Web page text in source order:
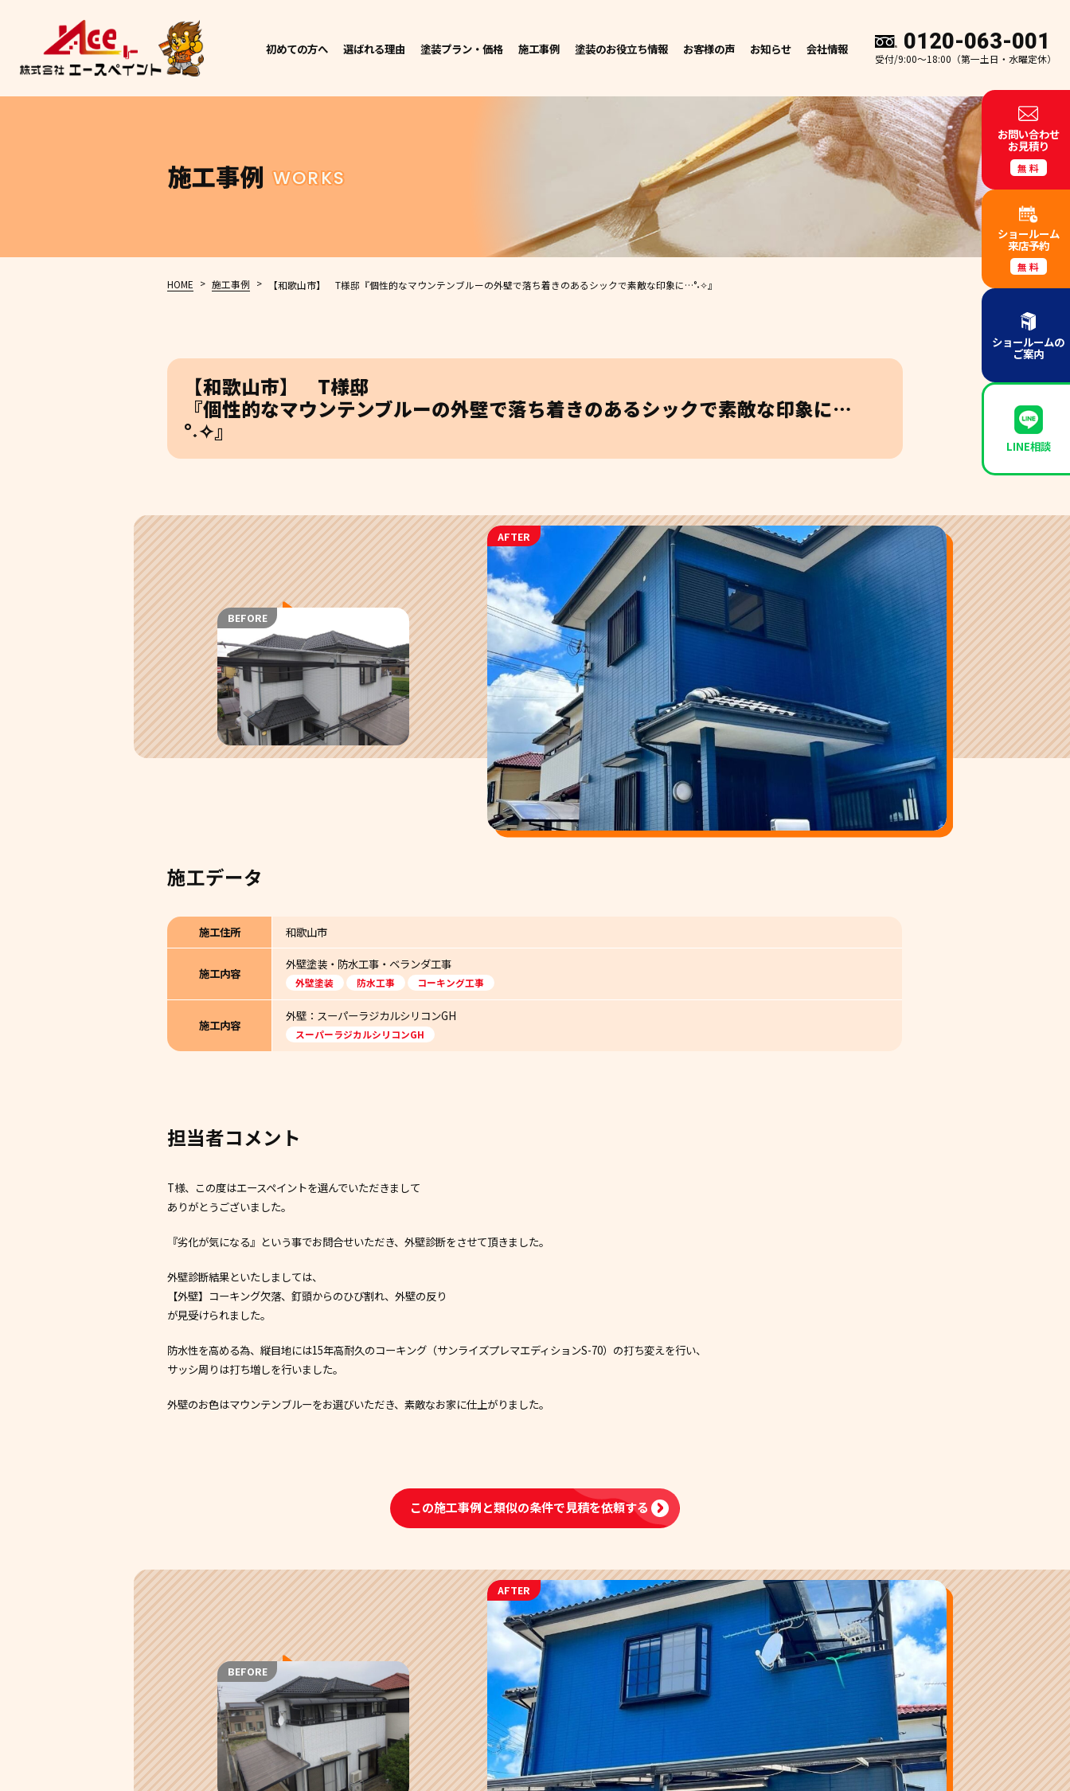
初めての方へ 選ばれる理由 塗装プラン・価格 施工事例 塗装のお役立ち情報 お客様の声 お知らせ 会社情報 0120-063-001
受付/9:00～18:00（第一土日・水曜定休）
施工事例 WORKS
HOME > 施工事例 > 【和歌山市】 T様邸 『個性的なマウンテンブルーの外壁で落ち着きのあるシックで素敵な印象に…°˖✧』
【和歌山市】 T様邸
『個性的なマウンテンブルーの外壁で落ち着きのあるシックで素敵な印象に…
°˖✧』
BEFORE
AFTER
施工データ
施工住所 和歌山市
施工内容
外壁塗装・防水工事・ベランダ工事
外壁塗装 防水工事 コーキング工事
施工内容
外壁：スーパーラジカルシリコンGH
スーパーラジカルシリコンGH
担当者コメント
T様、この度はエースペイントを選んでいただきまして
ありがとうございました。
『劣化が気になる』という事でお問合せいただき、外壁診断をさせて頂きました。
外壁診断結果といたしましては、
【外壁】コーキング欠落、釘頭からのひび割れ、外壁の反り
が見受けられました。
防水性を高める為、縦目地には15年高耐久のコーキング（サンライズプレマエディションS-70）の打ち変えを行い、
サッシ周りは打ち増しを行いました。
外壁のお色はマウンテンブルーをお選びいただき、素敵なお家に仕上がりました。
この施工事例と類似の条件で見積を依頼する
BEFORE
AFTER
お問い合わせ
お見積り
無料
ショールーム
来店予約
無料
ショールームの
ご案内
LINE相談